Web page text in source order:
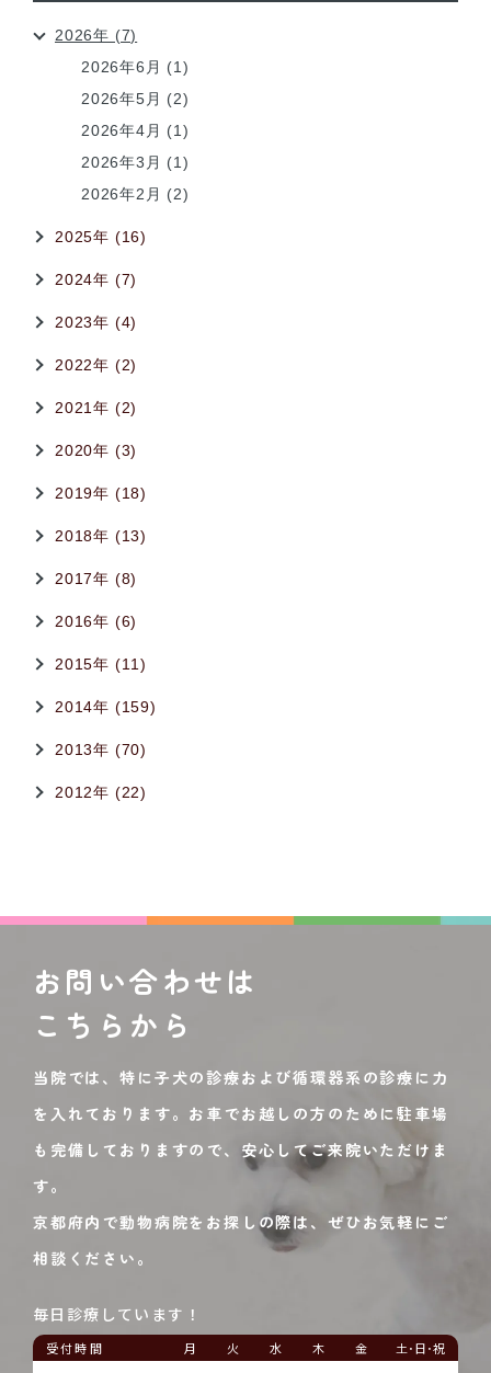
2026年 (7)
2026年6月 (1)
2026年5月 (2)
2026年4月 (1)
2026年3月 (1)
2026年2月 (2)
2025年 (16)
2024年 (7)
2023年 (4)
2022年 (2)
2021年 (2)
2020年 (3)
2019年 (18)
2018年 (13)
2017年 (8)
2016年 (6)
2015年 (11)
2014年 (159)
2013年 (70)
2012年 (22)
お問い合わせは
こちらから
当院では、特に子犬の診療および循環器系の診療に力
を入れております。お車でお越しの方のために駐車場
も完備しておりますので、安心してご来院いただけま
す。
京都府内で動物病院をお探しの際は、ぜひお気軽にご
相談ください。
毎日診療しています！
受付時間 月 火 水 木 金 土･日･祝